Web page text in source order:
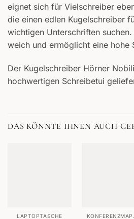
eignet sich für Vielschreiber
die einen edlen Kugelschreiber
wichtigen Unterschriften
weich und ermöglicht eine hohe
Der Kugelschreiber Hörner
hochwertigen Schreibetui
DAS KÖNNTE IHNEN AUCH
LAPTOPTASCHE